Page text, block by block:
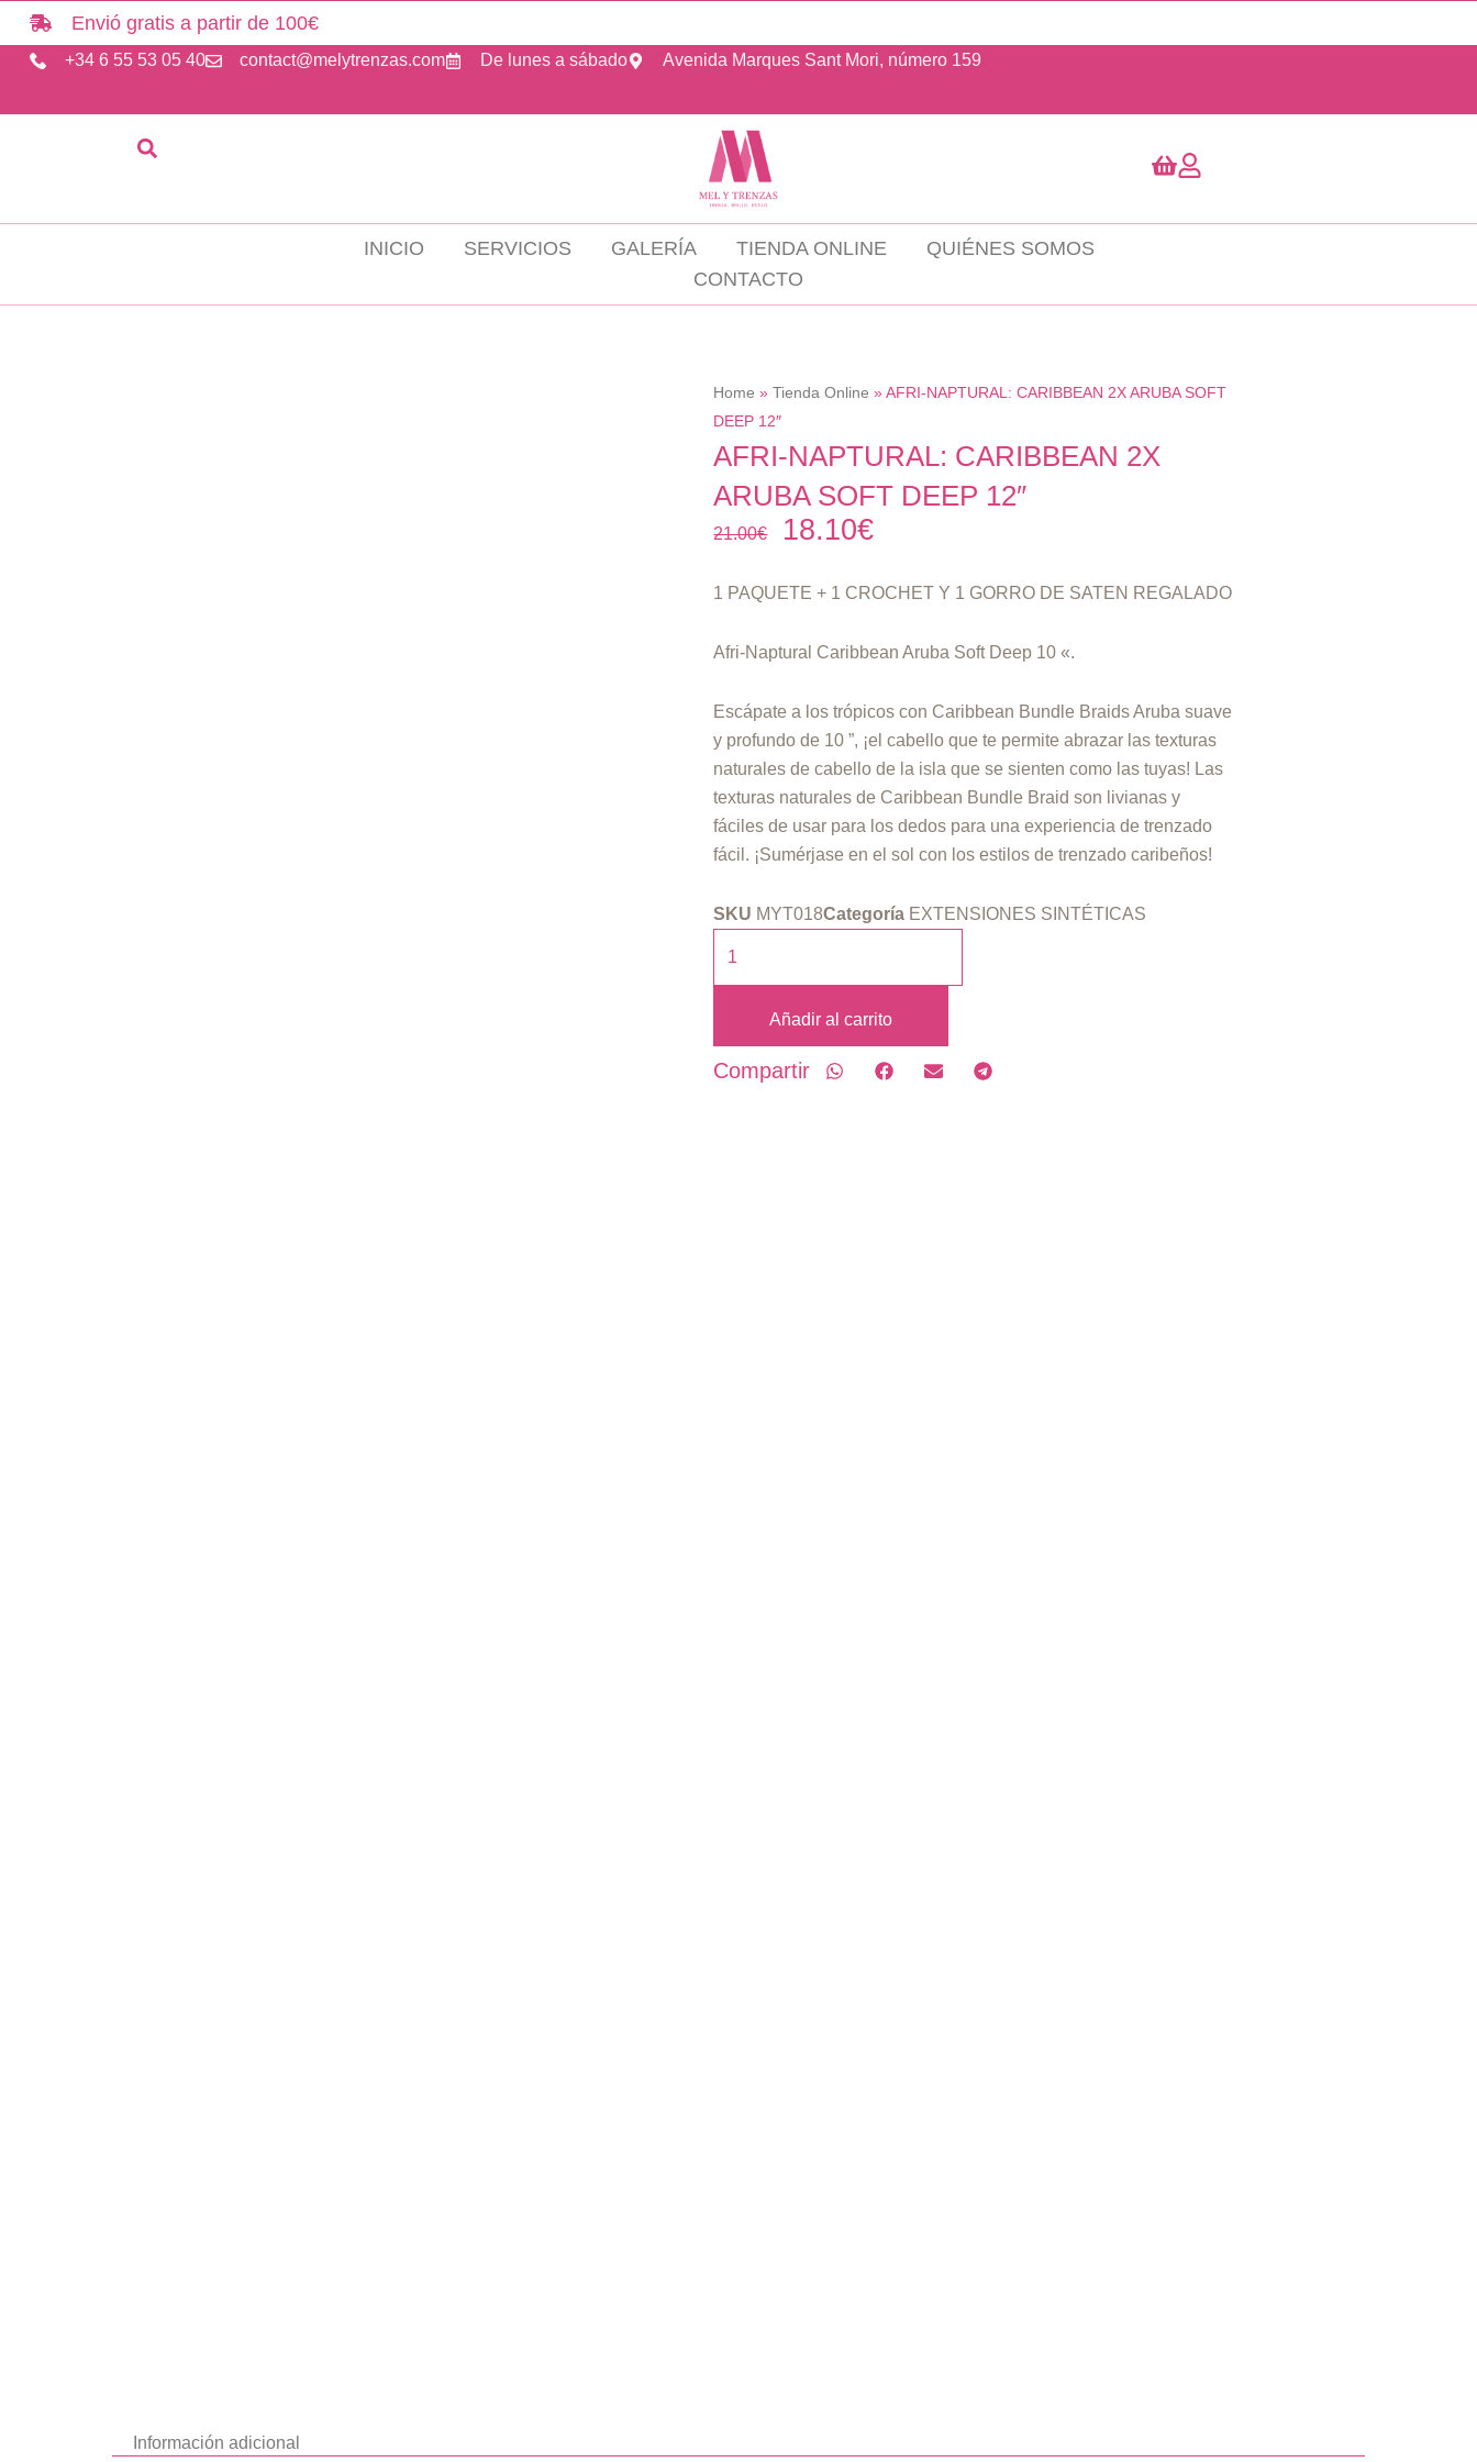
al
contenido
Envió gratis a partir de 100€
+34 6 55 53 05 40 contact@melytrenzas.com De lunes a sábado Avenida Marques Sant Mori, número 159
INICIO SERVICIOS GALERÍA TIENDA ONLINE
QUIÉNES SOMOS
CONTACTO
Home »Tienda Online »AFRI-NAPTURAL: CARIBBEAN 2X ARUBA SOFT
DEEP 12″
AFRI-NAPTURAL: CARIBBEAN 2X
ARUBA SOFT DEEP 12″
21.00€
El
original
21.00€.
18.10€El
actual
18.10€.
1 PAQUETE + 1 CROCHET Y 1 GORRO DE SATEN REGALADO
Afri-Naptural Caribbean Aruba Soft Deep 10 «.
Escápate a los trópicos con Caribbean Bundle Braids Aruba suave
y profundo de 10 ”, ¡el cabello que te permite abrazar las texturas
naturales de cabello de la isla que se sienten como las tuyas! Las
texturas naturales de Caribbean Bundle Braid son livianas y
fáciles de usar para los dedos para una experiencia de trenzado
fácil. ¡Sumérjase en el sol con los estilos de trenzado caribeños!
SKU MYT018Categoría EXTENSIONES SINTÉTICAS
NAPTURAL:
SOFT
Añadir al carrito
Compartir
Información adicional